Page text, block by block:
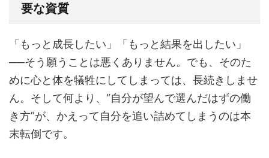
要な資質
「もっと成長したい」「もっと結果を出したい」
──そう願うことは悪くありません。でも、そのた
めに心と体を犠牲にしてしまっては、長続きしませ
ん。そして何より、“自分が望んで選んだはずの働
き方”が、かえって自分を追い詰めてしまうのは本
末転倒です。